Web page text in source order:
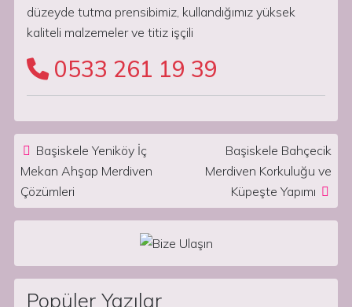
düzeyde tutma prensibimiz, kullandığımız yüksek
kaliteli malzemeler ve titiz işçili
0533 261 19 39
Post navigation
Başiskele Yeniköy İç
Mekan Ahşap Merdiven
Çözümleri
Başiskele Bahçecik
Merdiven Korkuluğu ve
Küpeşte Yapımı
Popüler Yazılar